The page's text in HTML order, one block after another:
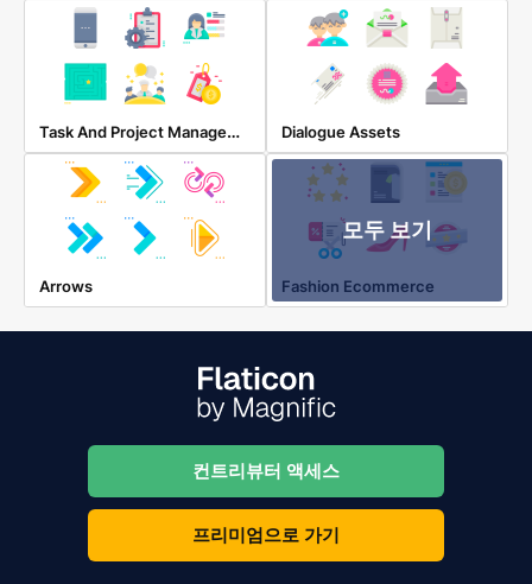
Task And Project Management Dialogue Assets
Arrows
모두 보기
Fashion Ecommerce
컨트리뷰터 액세스
프리미엄으로 가기